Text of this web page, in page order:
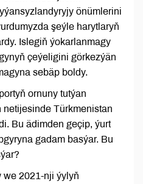
önümlerini
şeýle harytlaryň
Islegiň ýokarlanmagy
çeýeligini görkezýän
sebäp boldy.
ornuny tutýan
netijesinde Türkmenistan
Bu ädimden geçip, ýurt
gadam basýar. Bu
we 2021-nji ýylyň